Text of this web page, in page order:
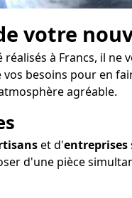
votre
à Francs, il
besoins pour en
agréable.
et d'entreprises
d'une pièce